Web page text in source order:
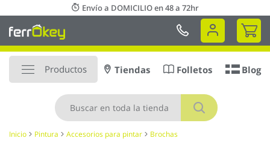
al
contenido
Envío a DOMICILIO en 48 a 72hr
Mi
Productos
Buscar
Tiendas Folletos Blog
Inicio Pintura Accesorios para pintar Brochas